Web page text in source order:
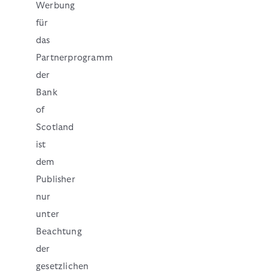
Werbung
für
das
Partnerprogramm
der
Bank
of
Scotland
ist
dem
Publisher
nur
unter
Beachtung
der
gesetzlichen